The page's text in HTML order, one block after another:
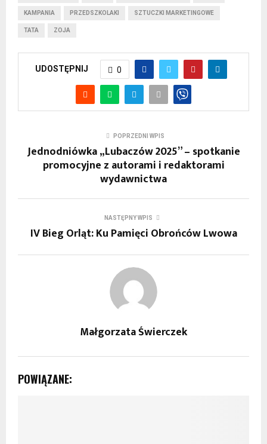
KAMPANIA PRZEDSZKOLAKI SZTUCZKI MARKETINGOWE
TATA ZOJA
UDOSTĘPNIJ 0
POPRZEDNI WPIS
Jednodniówka „Lubaczów 2025” – spotkanie
promocyjne z autorami i redaktorami
wydawnictwa
NASTĘPNY WPIS
IV Bieg Orląt: Ku Pamięci Obrońców Lwowa
Małgorzata Świerczek
POWIĄZANE: